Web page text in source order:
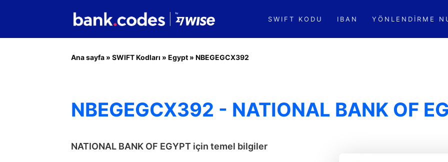
SWIFT KODU IBAN YÖNLENDIRME
Ana sayfa » SWIFT Kodları » Egypt » NBEGEGCX392
NBEGEGCX392 - NATIONAL BANK OF
NATIONAL BANK OF EGYPT için temel bilgiler